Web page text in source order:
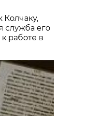
служба его
работе в